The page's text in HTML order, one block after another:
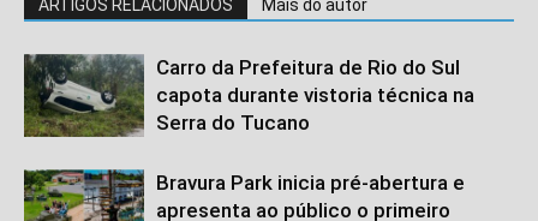
ARTIGOS RELACIONADOS Mais do autor
Carro da Prefeitura de Rio do Sul
capota durante vistoria técnica na
Serra do Tucano
Bravura Park inicia pré-abertura e
apresenta ao público o primeiro